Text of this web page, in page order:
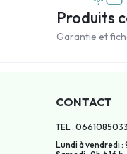
Produits
Garantie et
CONTACT
TEL : 0661085033
Lundi à vendredi :